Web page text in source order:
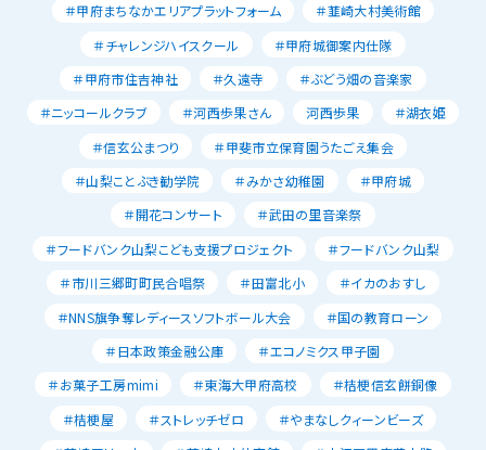
＃甲府まちなかエリアプラットフォーム
＃韮崎大村美術館
＃チャレンジハイスクール
＃甲府城御案内仕隊
＃甲府市住吉神社
＃久遠寺
＃ぶどう畑の音楽家
＃ニッコールクラブ
＃河西歩果さん 河西歩果
＃湖衣姫
＃信玄公まつり
＃甲斐市立保育園うたごえ集会
＃山梨ことぶき勧学院
＃みかさ幼稚園
＃甲府城
＃開花コンサート
＃武田の里音楽祭
＃フードバンク山梨こども支援プロジェクト
＃フードバンク山梨
＃市川三郷町町民合唱祭
＃田富北小
＃イカのおすし
＃NNS旗争奪レディースソフトボール大会
＃国の教育ローン
＃日本政策金融公庫
＃エコノミクス甲子園
＃お菓子工房mimi
＃東海大甲府高校
＃桔梗信玄餅銅像
＃桔梗屋
＃ストレッチゼロ
＃やまなしクィーンビーズ